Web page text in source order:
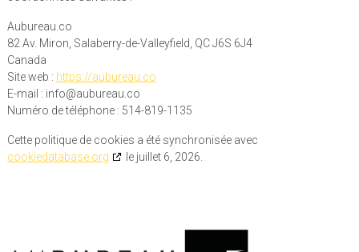
Aubureau.co
82 Av. Miron, Salaberry-de-Valleyfield, QC J6S 6J4
Canada
Site web : https://aubureau.co
E-mail : info@aubureau.co
Numéro de téléphone : 514-819-1135
Cette politique de cookies a été synchronisée avec
cookiedatabase.org
le juillet 6, 2026.